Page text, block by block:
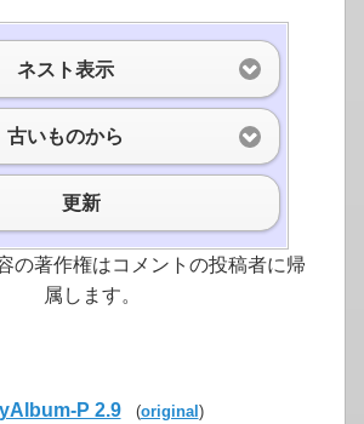
ネスト表示
古いものから
更新
の著作権はコメントの投稿者に帰
属します。
P 2.9 (original )